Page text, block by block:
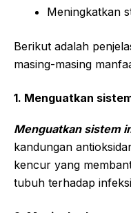
Meningkatkan
Berikut adalah
masing-masing
1. Menguatkan
Menguatkan sistem
kandungan
kencur yang
tubuh terhadap